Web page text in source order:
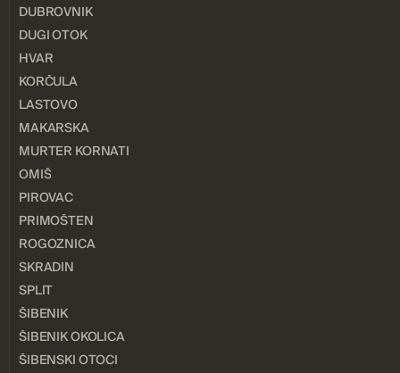
DUBROVNIK
DUGI OTOK
HVAR
KORČULA
LASTOVO
MAKARSKA
MURTER KORNATI
OMIŠ
PIROVAC
PRIMOŠTEN
ROGOZNICA
SKRADIN
SPLIT
ŠIBENIK
ŠIBENIK OKOLICA
ŠIBENSKI OTOCI